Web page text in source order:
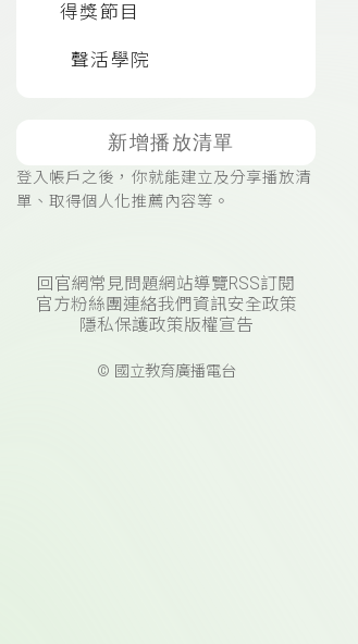
得獎節目
聲活學院
新增播放清單
登入帳戶之後，你就能建立及分享播放清
單、取得個人化推薦內容等。
回官網常見問題網站導覽RSS訂閱
官方粉絲團連絡我們 資訊安全政策
隱私保護政策版權宣告
© 國立教育廣播電台